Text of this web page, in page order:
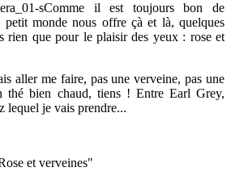
Comme il est toujours bon de
monde nous offre çà et là, quelques
rien que pour le plaisir des yeux : rose et
aller me faire, pas une verveine, pas une
thé bien chaud, tiens ! Entre Earl Grey,
lequel je vais prendre...
et verveines"